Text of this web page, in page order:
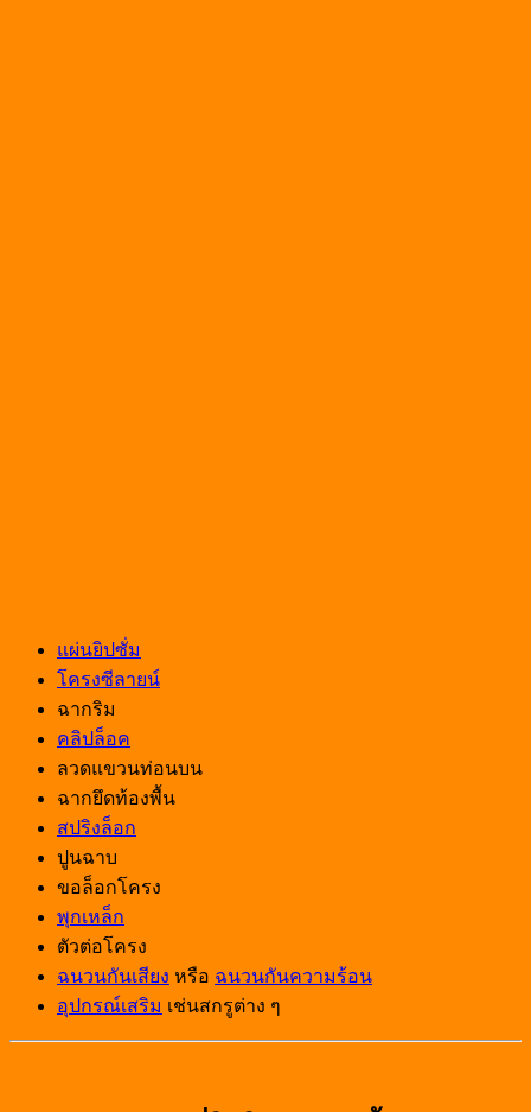
แผ่นยิปซั่ม
โครงซีลายน์
ฉากริม
คลิปล็อค
ลวดแขวนท่อนบน
ฉากยึดท้องพื้น
สปริงล็อก
ปูนฉาบ
ขอล็อกโครง
พุกเหล็ก
ตัวต่อโครง
ฉนวนกันเสียง หรือ ฉนวนกันความร้อน
อุปกรณ์เสริม เช่นสกรูต่าง ๆ